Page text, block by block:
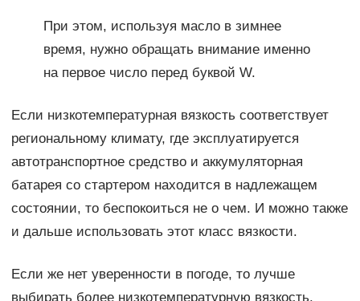
При этом, используя масло в зимнее
время, нужно обращать внимание именно
на первое число перед буквой W.
Если низкотемпературная вязкость соответствует
региональному климату, где эксплуатируется
автотранспортное средство и аккумуляторная
батарея со стартером находится в надлежащем
состоянии, то беспокоиться не о чем. И можно также
и дальше использовать этот класс вязкости.
Если же нет уверенности в погоде, то лучше
выбирать более низкотемпературную вязкость.